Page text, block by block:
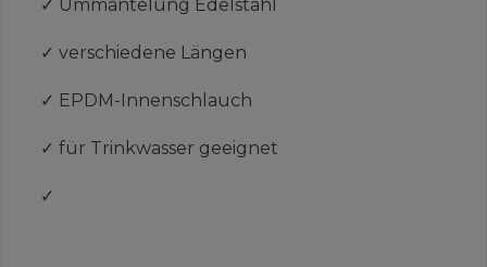
✓ Ummantelung Edelstahl
✓ verschiedene Längen
✓ EPDM-Innenschlauch
✓ für Trinkwasser geeignet
✓